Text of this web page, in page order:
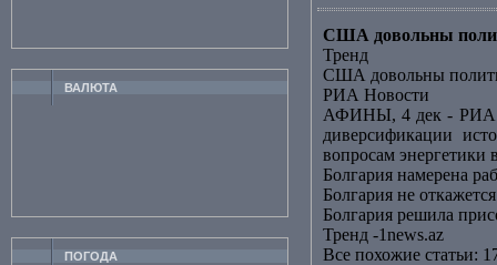
ВАЛЮТА
ПОГОДА
США довольны
Тренд
США довольны
РИА Новости
АФИНЫ, 4 дек - РИА
диверсификации
вопросам энергетики
Болгария намерена
Болгария не
Болгария решила
Тренд -1news.az
Все похожие статьи: